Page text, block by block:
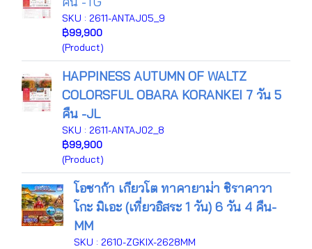
SKU : 2611-ANTAJ05_9
฿99,900
(Product)
HAPPINESS AUTUMN OF WALTZ
COLORSFUL OBARA KORANKEI 7 วัน 5
คืน -JL
SKU : 2611-ANTAJ02_8
฿99,900
(Product)
โอซาก้า เกียวโต ทาคายาม่า ชิราคาวา
โกะ มิเอะ (เที่ยวอิสระ 1 วัน) 6 วัน 4 คืน-
MM
SKU : 2610-ZGKIX-2628MM